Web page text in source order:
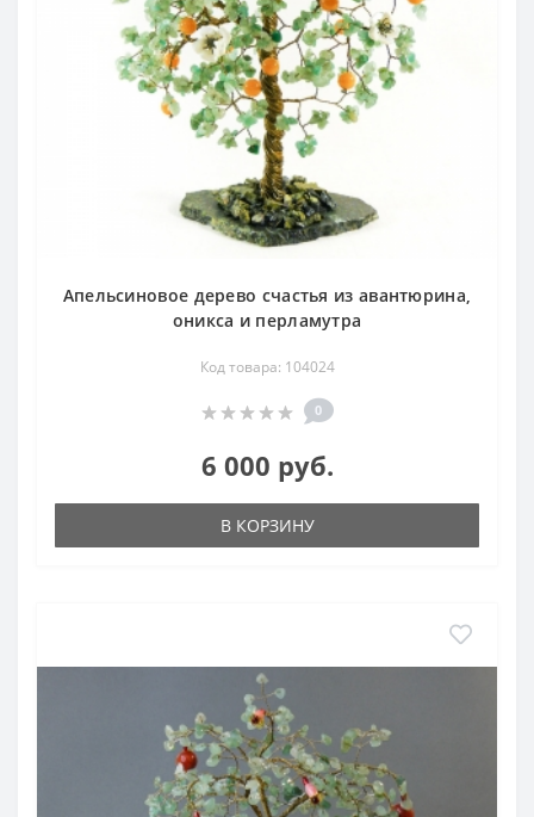
Апельсиновое дерево счастья из авантюрина,
оникса и перламутра
Код товара: 104024
0
6 000 руб.
В КОРЗИНУ